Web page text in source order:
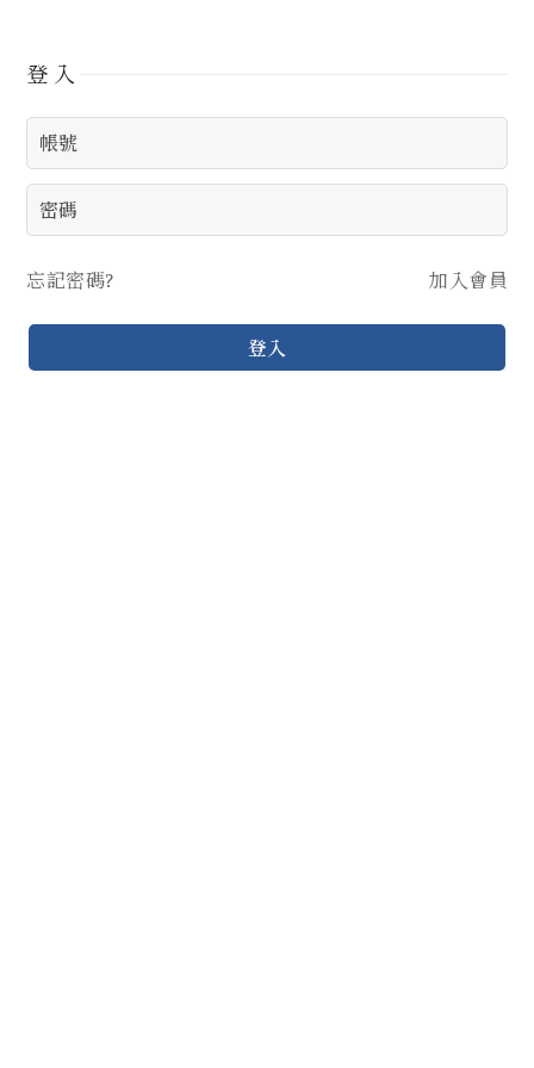
登入
忘記密碼? 加入會員